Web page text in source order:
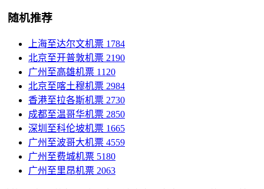
随机推荐
上海至达尔文机票 1784
北京至开普敦机票 2190
广州至高雄机票 1120
北京至喀土穆机票 2984
香港至拉各斯机票 2730
成都至温哥华机票 2850
深圳至科伦坡机票 1665
广州至波哥大机票 4559
广州至费城机票 5180
广州至里昂机票 2063